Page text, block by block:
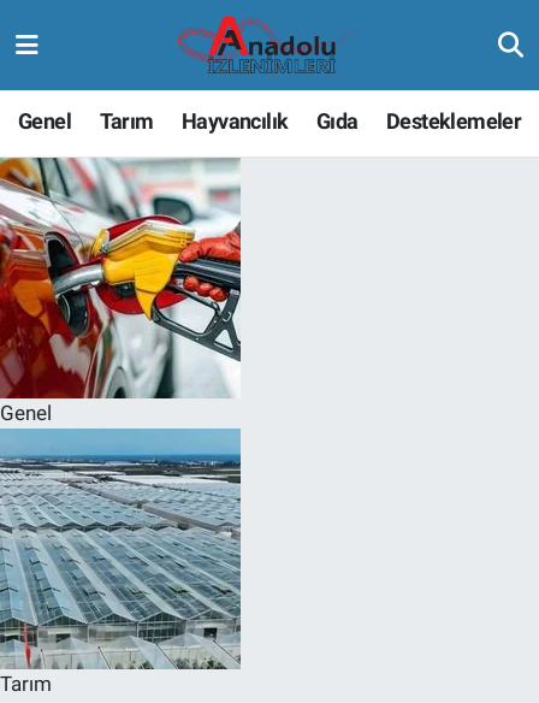
Genel Tarım Hayvancılık Gıda Desteklemeler
Genel
Tarım